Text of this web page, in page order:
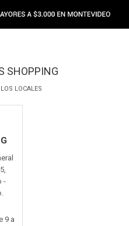
SHOPPING
LOCALES
-
9 a